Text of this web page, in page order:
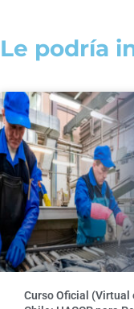
Le podría
Curso Oficial (Virtual